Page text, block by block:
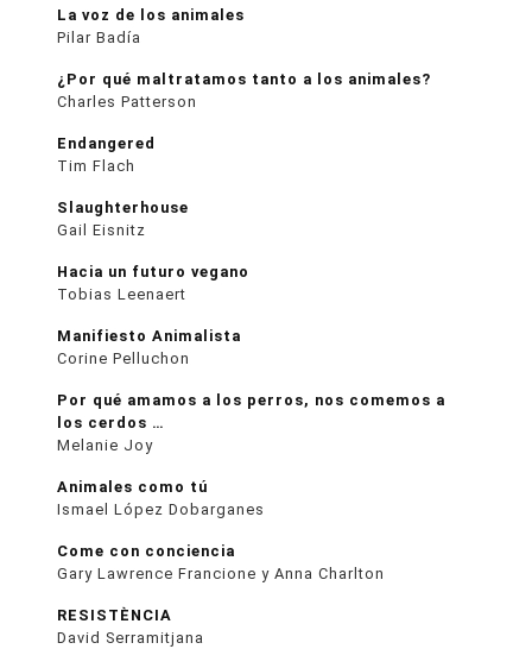
La voz de los animales
Pilar Badía
¿Por qué maltratamos tanto a los animales?
Charles Patterson
Endangered
Tim Flach
Slaughterhouse
Gail Eisnitz
Hacia un futuro vegano
Tobias Leenaert
Manifiesto Animalista
Corine Pelluchon
Por qué amamos a los perros, nos comemos a
los cerdos …
Melanie Joy
Animales como tú
Ismael López Dobarganes
Come con conciencia
Gary Lawrence Francione y Anna Charlton
RESISTÈNCIA
David Serramitjana